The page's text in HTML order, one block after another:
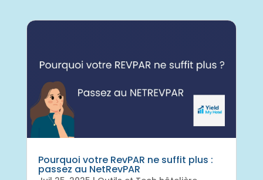
Pourquoi votre RevPAR ne suffit plus :
passez au NetRevPAR